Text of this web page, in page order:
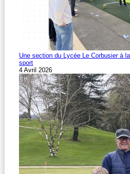
Une section du Lycée Le Corbusier à
sport
4 Avril 2026